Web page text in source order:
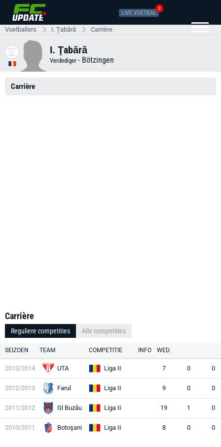
LIVE VOETBAL
3
Voetballers I. Ţabără Carrière
I. Ţabără
Verdediger - Bötzingen
Carrière
Carrière
Reguliere competities Alle competities
SEIZOEN TEAM COMPETITIE INFO WED.
2013/2014 UTA Liga II 7 0 0
2012/2013 Farul Liga II 9 0 0
2011/2012 Gl Buzău Liga II 19 1 0
2010/2011 Botoşani Liga II 8 0 0